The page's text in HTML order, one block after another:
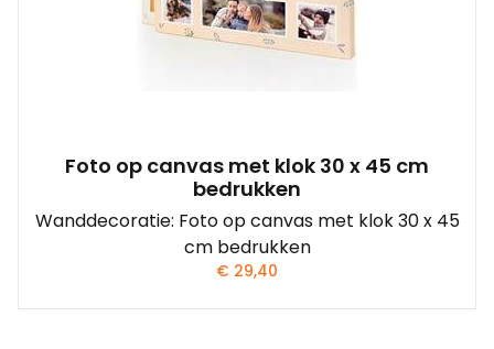
Foto op canvas met klok 30 x 45 cm
bedrukken
Wanddecoratie: Foto op canvas met klok 30 x 45
cm bedrukken
€ 29,40